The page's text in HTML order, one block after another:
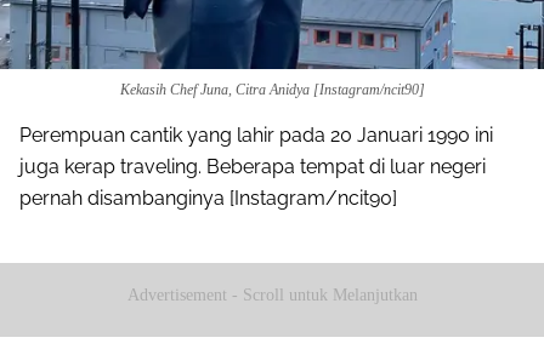
Kekasih Chef Juna, Citra Anidya [Instagram/ncit90]
Perempuan cantik yang lahir pada 20 Januari 1990 ini
juga kerap traveling. Beberapa tempat di luar negeri
pernah disambanginya [Instagram/ncit90]
Advertisement - Scroll untuk Melanjutkan